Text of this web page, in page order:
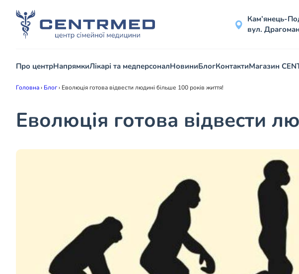
Кам’янець-
вул.
Про центрНапрямкиЛікарі та медперсоналНовиниБлогКонтактиМагазин
Головна› Блог› Еволюція готова відвести людині більше 100 років життя!
Еволюція готова відвести